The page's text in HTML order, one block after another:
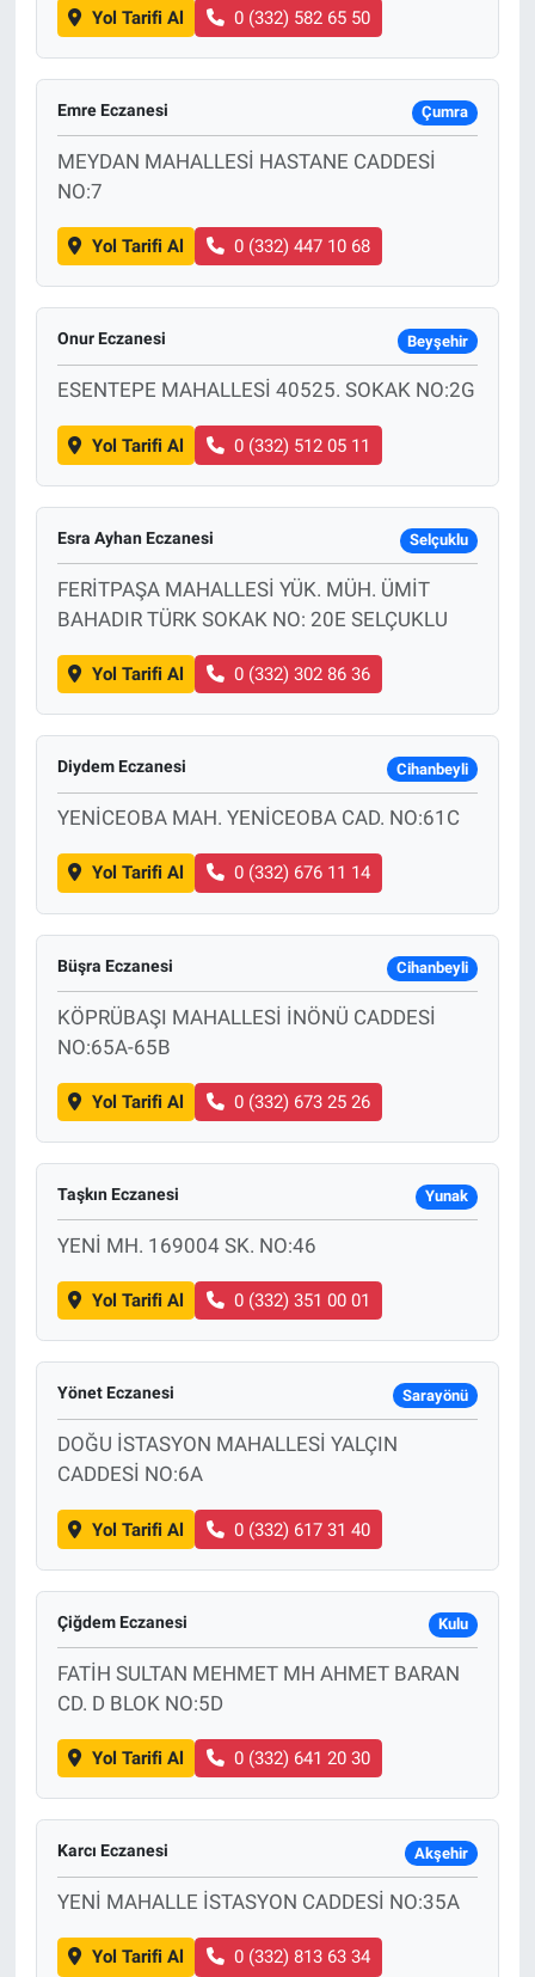
Yol Tarifi Al 0 (332) 582 65 50
Emre Eczanesi Çumra
MEYDAN MAHALLESİ HASTANE CADDESİ
NO:7
Yol Tarifi Al 0 (332) 447 10 68
Onur Eczanesi Beyşehir
ESENTEPE MAHALLESİ 40525. SOKAK NO:2G
Yol Tarifi Al 0 (332) 512 05 11
Esra Ayhan Eczanesi Selçuklu
FERİTPAŞA MAHALLESİ YÜK. MÜH. ÜMİT
BAHADIR TÜRK SOKAK NO: 20E SELÇUKLU
Yol Tarifi Al 0 (332) 302 86 36
Diydem Eczanesi Cihanbeyli
YENİCEOBA MAH. YENİCEOBA CAD. NO:61C
Yol Tarifi Al 0 (332) 676 11 14
Büşra Eczanesi Cihanbeyli
KÖPRÜBAŞI MAHALLESİ İNÖNÜ CADDESİ
NO:65A-65B
Yol Tarifi Al 0 (332) 673 25 26
Taşkın Eczanesi Yunak
YENİ MH. 169004 SK. NO:46
Yol Tarifi Al 0 (332) 351 00 01
Yönet Eczanesi Sarayönü
DOĞU İSTASYON MAHALLESİ YALÇIN
CADDESİ NO:6A
Yol Tarifi Al 0 (332) 617 31 40
Çiğdem Eczanesi Kulu
FATİH SULTAN MEHMET MH AHMET BARAN
CD. D BLOK NO:5D
Yol Tarifi Al 0 (332) 641 20 30
Karcı Eczanesi Akşehir
YENİ MAHALLE İSTASYON CADDESİ NO:35A
Yol Tarifi Al 0 (332) 813 63 34